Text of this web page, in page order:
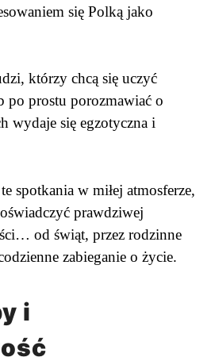
się Polką jako
którzy chcą się uczyć
po prostu porozmawiać o
wydaje się egzotyczna i
spotkania w miłej atmosferze,
prawdziwej
od świąt, przez rodzinne
zabieganie o życie.
i